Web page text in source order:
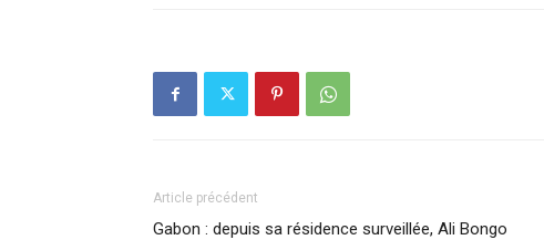
Article précédent
Gabon : depuis sa résidence surveillée, Ali Bongo